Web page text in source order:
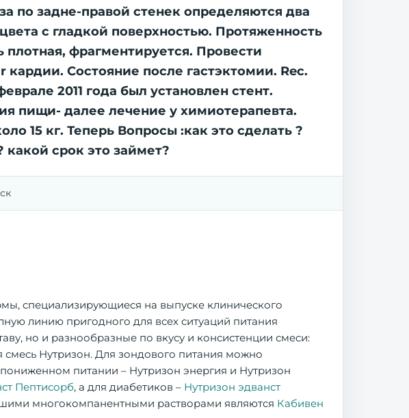
по задне-правой стенек определяются два
с гладкой поверхностью. Протяженность
фрагментируется. Провести
Состояние после гастэктомии. Rec.
2011 года был установлен стент.
пищи- далее лечение у химиотерапевта.
15 кг. Теперь Вопросы :как это сделать ?
срок это займет?
специализирующиеся на выпуске клинического
линию пригодного для всех ситуаций питания
но и разнообразные по вкусу и консистенции смеси:
смесь Нутризон. Для зондового питания можно
питании – Нутризон энергия и Нутризон
Пептисорб, а для диабетиков – Нутризон эдванст
многокомпанентными растворами являются Кабивен